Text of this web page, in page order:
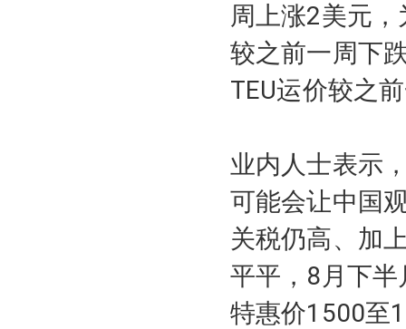
周上涨2美元
较之前一周下
TEU运价较之
业内人士表示
可能会让中国
关税仍高、加
平平，8月下
特惠价1500至